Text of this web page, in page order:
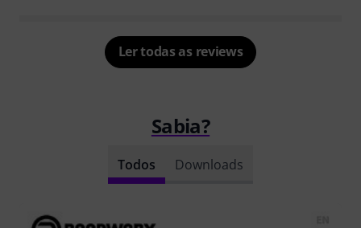
Ler todas as reviews
Sabia?
Todos Downloads